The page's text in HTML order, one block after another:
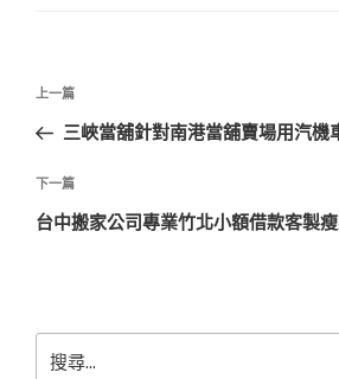
文
導
覽
上
一
文
章
上一篇
三峽當舖針對南港當舖賣場用汽機
下
一
下一篇
台中搬家公司專業竹北小額借款客製